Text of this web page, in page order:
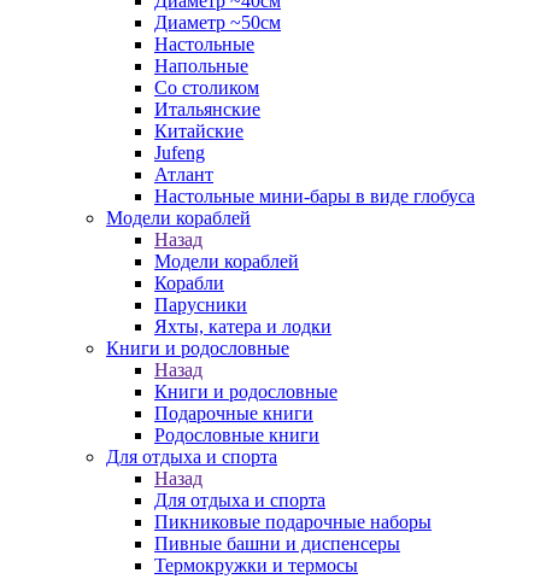
Диаметр ~50см
Настольные
Напольные
Со столиком
Итальянские
Китайские
Jufeng
Атлант
Настольные мини-бары в виде глобуса
Модели кораблей
Назад
Модели кораблей
Корабли
Парусники
Яхты, катера и лодки
Книги и родословные
Назад
Книги и родословные
Подарочные книги
Родословные книги
Для отдыха и спорта
Назад
Для отдыха и спорта
Пикниковые подарочные наборы
Пивные башни и диспенсеры
Термокружки и термосы